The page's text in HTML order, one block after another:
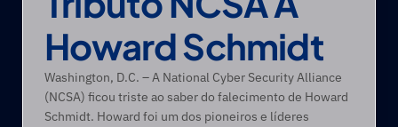
Howard Schmidt
Washington, D.C. – A National Cyber Security Alliance
(NCSA) ficou triste ao saber do falecimento de Howard
Schmidt. Howard foi um dos pioneiros e líderes